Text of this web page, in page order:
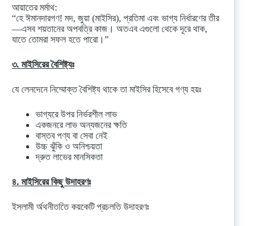
আয়াতের মর্মাথ:
“হে ঈমানদারগণ! মদ, জুয়া (মাইসির), প্রতিমা এবং ভাগ্য নির্ধারণের তীর
—এসব শয়তানের অপবত্রি কাজ। অতএব এগুলো থেকে দূরে থাক,
যাতে তোমরা সফল হতে পারো।”
৩. মাইসিরের বৈশিষ্ট্যঃ
যে লেনদেনে নিম্মোক্ত বৈশিষ্ট্য থাকে তা মাইসির হিসেবে গণ্য হয়ঃ
ভাগ্যরে উপর নির্ভরশীল লাভ
একজনরে লাভ অন্যজনের ক্ষতি
বাস্তব পণ্য বা সেবা নেই
উচ্চ ঝুঁকি ও অনিশ্চয়তা
দ্রুত লাভের মানসিকতা
৪. মাইসিরের কিছু উদাহরণঃ
ইসলামী র্অথনীততিে কয়কেটি প্রচলতি উদাহরণঃ